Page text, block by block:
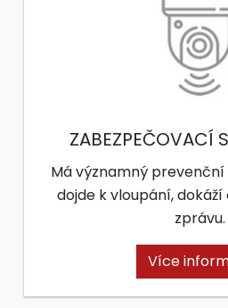
ZABEZPEČOVACÍ
Má významný prevenční
dojde k vloupání,
zprávu.
Více